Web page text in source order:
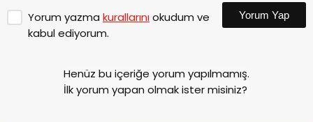
Yorum yazma kurallarınıokudum ve
kabul ediyorum.
Yorum Yap
Henüz bu içeriğe yorum yapılmamış.
İlk yorum yapan olmak ister misiniz?